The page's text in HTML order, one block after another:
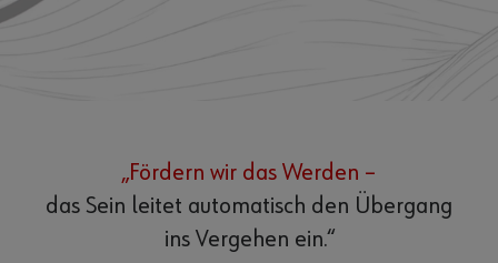
„Fördern wir das Werden –
das Sein leitet automatisch den Übergang
ins Vergehen ein.“